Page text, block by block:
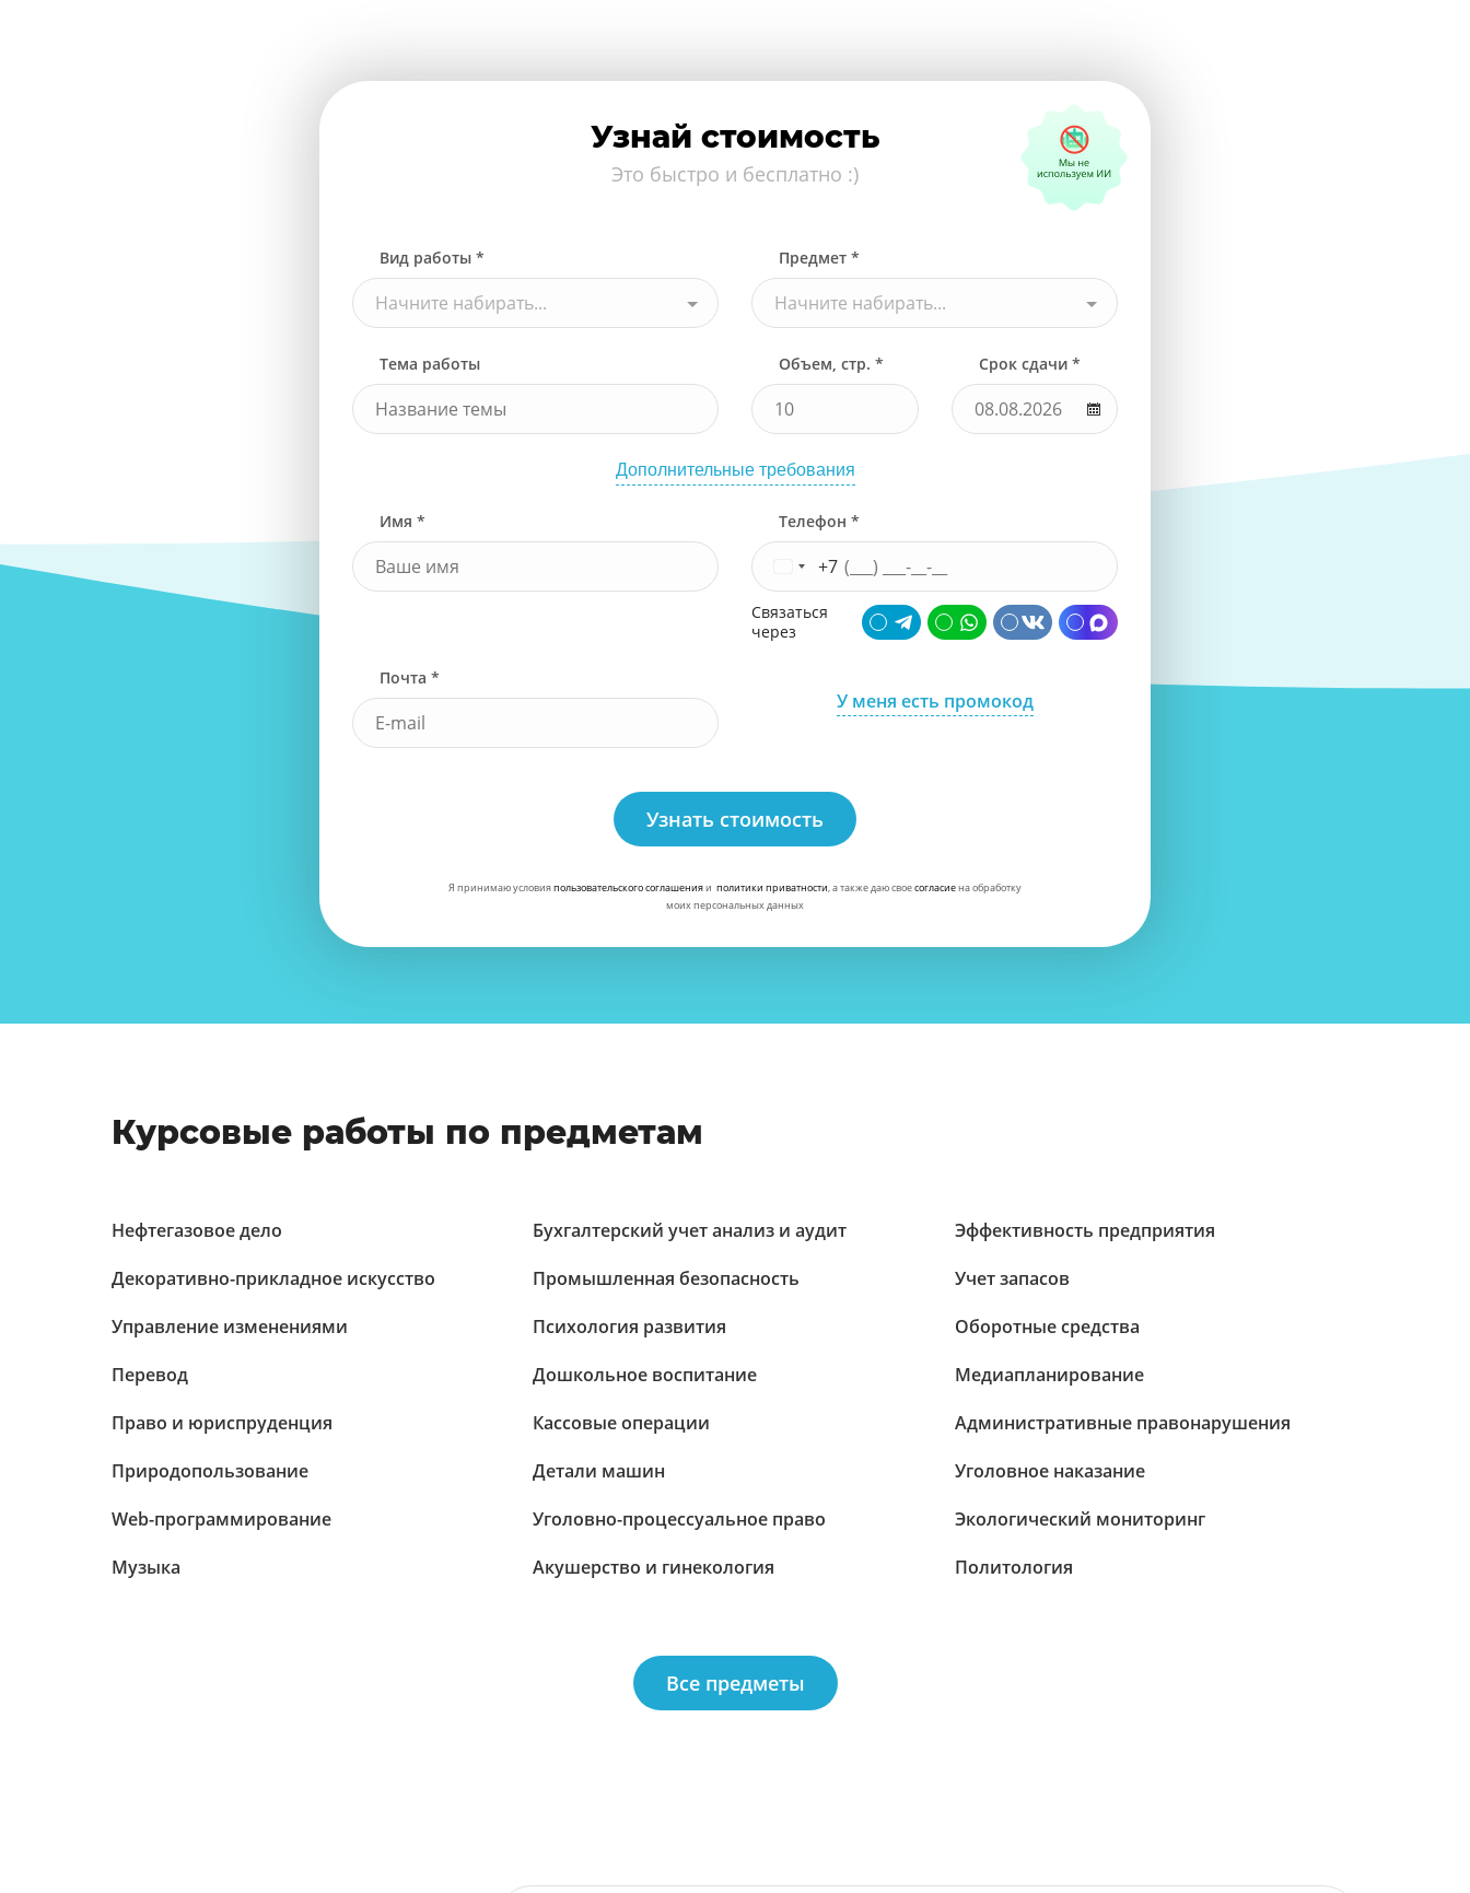
Узнай стоимость
Это быстро и бесплатно :)
Вид работы *
Начните набирать...
Предмет *
Начните набирать...
Тема работы Объем, стр. * Срок сдачи *
Дополнительные требования
Имя * Телефон *
+7
Связаться
через
Почта *
У меня есть промокод
Узнать стоимость
Я принимаю условияпользовательского соглашенияи политики приватности, а также даю своесогласиена обработку
моих персональных данных
Курсовые работы по предметам
Нефтегазовое дело
Декоративно-прикладное искусство
Управление изменениями
Перевод
Право и юриспруденция
Природопользование
Web-программирование
Музыка
Бухгалтерский учет анализ и аудит
Промышленная безопасность
Психология развития
Дошкольное воспитание
Кассовые операции
Детали машин
Уголовно-процессуальное право
Акушерство и гинекология
Эффективность предприятия
Учет запасов
Оборотные средства
Медиапланирование
Административные правонарушения
Уголовное наказание
Экологический мониторинг
Политология
Все предметы